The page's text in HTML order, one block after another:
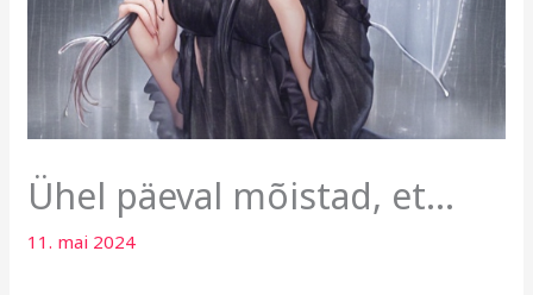
Ühel päeval mõistad, et…
11. mai 2024